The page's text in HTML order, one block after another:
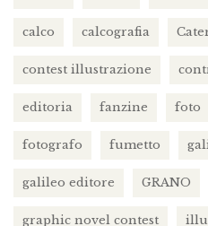
calco calcografia
contest illustrazione
editoria fanzine foto
fotografo fumetto
galileo editore GRANO
graphic novel contest